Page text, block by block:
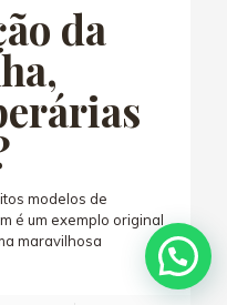
da
modelos de
é um exemplo original
maravilhosa